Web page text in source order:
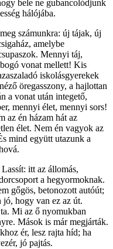
bele ne gubancolódjunk
hálójába.
számunkra: új tájak, új
amelybe
Mennyi táj,
vonat mellett! Kis
iskolásgyerekek
öregasszony, a hajlottan
a vonat után integető,
mennyi élet, mennyi sors!
az én házam hát az
élet. Nem én vagyok az
mind együtt utazunk a
itt az állomás,
a hegyormoknak.
gőgös, betonozott autóút;
hogy van ez az út.
Mi az ő nyomukban
Mások is már megjárták.
ér, lesz rajta híd; ha
jó pajtás.